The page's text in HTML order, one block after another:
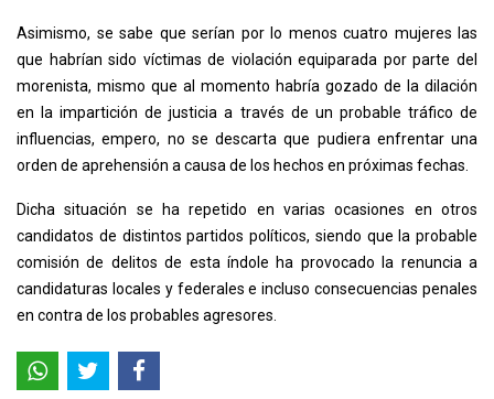
Asimismo, se sabe que serían por lo menos cuatro mujeres las
que habrían sido víctimas de violación equiparada por parte del
morenista, mismo que al momento habría gozado de la dilación
en la impartición de justicia a través de un probable tráfico de
influencias, empero, no se descarta que pudiera enfrentar una
orden de aprehensión a causa de los hechos en próximas fechas.
Dicha situación se ha repetido en varias ocasiones en otros
candidatos de distintos partidos políticos, siendo que la probable
comisión de delitos de esta índole ha provocado la renuncia a
candidaturas locales y federales e incluso consecuencias penales
en contra de los probables agresores.